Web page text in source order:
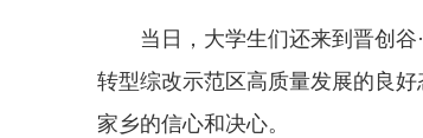
当日，大学生们还来到晋创
转型综改示范区高质量发展的良
家乡的信心和决心。